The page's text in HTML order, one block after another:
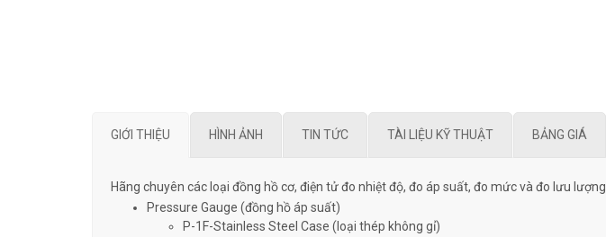
GIỚI THIỆU HÌNH ẢNH TIN TỨC TÀI LIỆU KỸ THUẬT BẢNG GIÁ
Hãng chuyên các loại đồng hồ cơ, điện tử đo nhiệt độ, đo áp suất, đo mức và đo lưu lượng
Pressure Gauge (đồng hồ áp suất)
P-1F-Stainless Steel Case (loại thép không gỉ)